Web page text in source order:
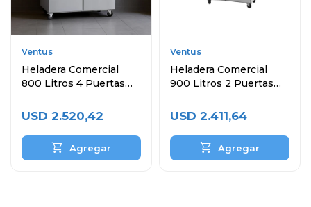
Ventus
Heladera Comercial
800 Litros 4 Puertas
USD 2.520,42
Ventus
Heladera Comercial
900 Litros 2 Puertas
USD 2.411,64